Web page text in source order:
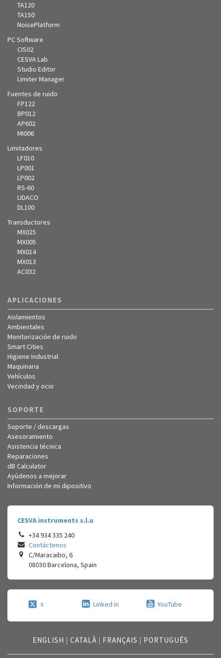
TA120
TA150
NoisePlatform
PC Software
CIS02
CESVA Lab
Studio Editor
Limiter Manager
Fuentes de ruido
FP122
BP012
AP602
MI006
Limitadores
LF010
LP001
LP002
RS-60
LIDACO
DL100
Transductores
MX025
MX005
MX014
MX013
AC032
APLICACIONES
Aislamientos
Ambientales
Monitorización de ruido
Smart Cities
Higiene Industrial
Maquinaria
Vehículos
Vecindad y ocio
SOPORTE
Soporte / descargas
Asesoramiento
Asistencia técnica
Reparaciones
dB Calculator
Ayúdenos a mejorar
Información de mi dipositivo
CESVA instruments s.l.u
+34 934 335 240
Contáctenos
C/Maracaibo, 6
08030Barcelona, Spain
X Linked in YouTube
ENGLISH | CATALÀ | FRANÇAIS | PORTUGUÊS